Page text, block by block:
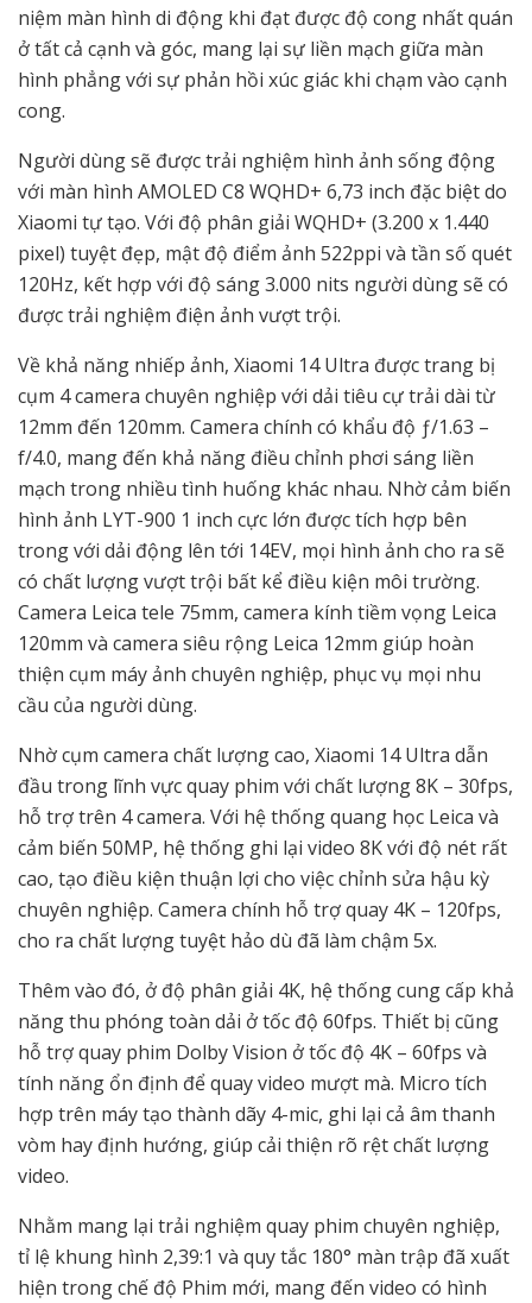
niệm màn hình di động khi đạt được độ cong nhất quán
ở tất cả cạnh và góc, mang lại sự liền mạch giữa màn
hình phẳng với sự phản hồi xúc giác khi chạm vào cạnh
cong.
Người dùng sẽ được trải nghiệm hình ảnh sống động
với màn hình AMOLED C8 WQHD+ 6,73 inch đặc biệt do
Xiaomi tự tạo. Với độ phân giải WQHD+ (3.200 x 1.440
pixel) tuyệt đẹp, mật độ điểm ảnh 522ppi và tần số quét
120Hz, kết hợp với độ sáng 3.000 nits người dùng sẽ có
được trải nghiệm điện ảnh vượt trội.
Về khả năng nhiếp ảnh, Xiaomi 14 Ultra được trang bị
cụm 4 camera chuyên nghiệp với dải tiêu cự trải dài từ
12mm đến 120mm. Camera chính có khẩu độ ƒ/1.63 –
f/4.0, mang đến khả năng điều chỉnh phơi sáng liền
mạch trong nhiều tình huống khác nhau. Nhờ cảm biến
hình ảnh LYT-900 1 inch cực lớn được tích hợp bên
trong với dải động lên tới 14EV, mọi hình ảnh cho ra sẽ
có chất lượng vượt trội bất kể điều kiện môi trường.
Camera Leica tele 75mm, camera kính tiềm vọng Leica
120mm và camera siêu rộng Leica 12mm giúp hoàn
thiện cụm máy ảnh chuyên nghiệp, phục vụ mọi nhu
cầu của người dùng.
Nhờ cụm camera chất lượng cao, Xiaomi 14 Ultra dẫn
đầu trong lĩnh vực quay phim với chất lượng 8K – 30fps,
hỗ trợ trên 4 camera. Với hệ thống quang học Leica và
cảm biến 50MP, hệ thống ghi lại video 8K với độ nét rất
cao, tạo điều kiện thuận lợi cho việc chỉnh sửa hậu kỳ
chuyên nghiệp. Camera chính hỗ trợ quay 4K – 120fps,
cho ra chất lượng tuyệt hảo dù đã làm chậm 5x.
Thêm vào đó, ở độ phân giải 4K, hệ thống cung cấp khả
năng thu phóng toàn dải ở tốc độ 60fps. Thiết bị cũng
hỗ trợ quay phim Dolby Vision ở tốc độ 4K – 60fps và
tính năng ổn định để quay video mượt mà. Micro tích
hợp trên máy tạo thành dãy 4-mic, ghi lại cả âm thanh
vòm hay định hướng, giúp cải thiện rõ rệt chất lượng
video.
Nhằm mang lại trải nghiệm quay phim chuyên nghiệp,
tỉ lệ khung hình 2,39:1 và quy tắc 180° màn trập đã xuất
hiện trong chế độ Phim mới, mang đến video có hình